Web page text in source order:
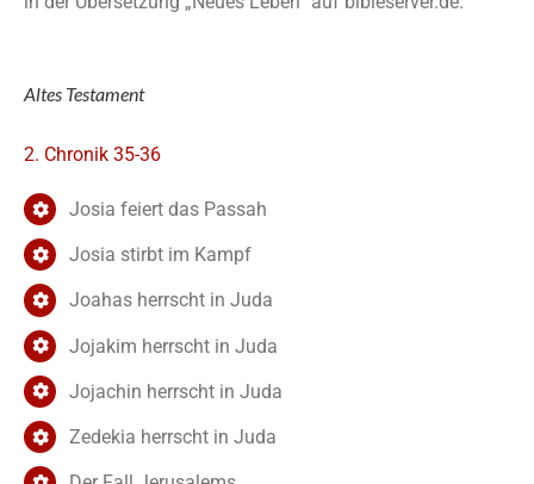
Altes Testament
2. Chronik 35-36
Josia feiert das Passah
Josia stirbt im Kampf
Joahas herrscht in Juda
Jojakim herrscht in Juda
Jojachin herrscht in Juda
Zedekia herrscht in Juda